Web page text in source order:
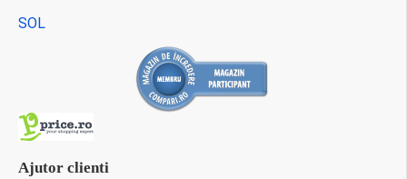
SOL
Ajutor clienti